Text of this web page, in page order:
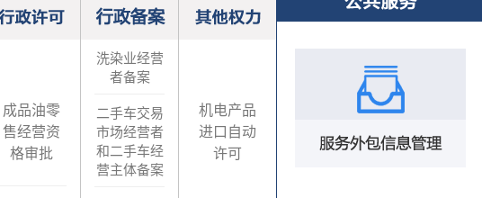
成品油零
售经营资
格审批
洗染业经营
者备案
二手车交易
市场经营者
和二手车经
营主体备案
机电产品
进口自动
许可